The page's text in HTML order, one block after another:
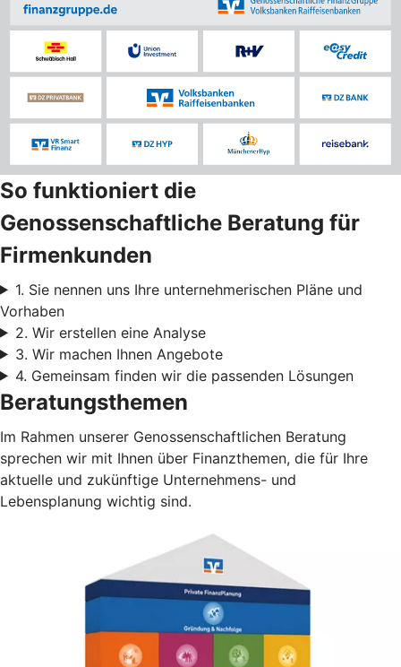
So funktioniert die
Genossenschaftliche Beratung für
Firmenkunden
1. Sie nennen uns Ihre unternehmerischen Pläne und
Vorhaben
2. Wir erstellen eine Analyse
3. Wir machen Ihnen Angebote
4. Gemeinsam finden wir die passenden Lösungen
Beratungsthemen
Im Rahmen unserer Genossenschaftlichen Beratung
sprechen wir mit Ihnen über Finanzthemen, die für Ihre
aktuelle und zukünftige Unternehmens- und
Lebensplanung wichtig sind.